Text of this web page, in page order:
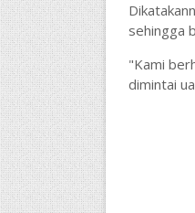
sehingga
"Kami
dimintai